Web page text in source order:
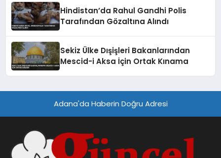
Hindistan’da Rahul Gandhi Polis
Tarafından Gözaltına Alındı
Sekiz Ülke Dışişleri Bakanlarından
Mescid-i Aksa İçin Ortak Kınama
Adana'da Haberin Doğru Adresi